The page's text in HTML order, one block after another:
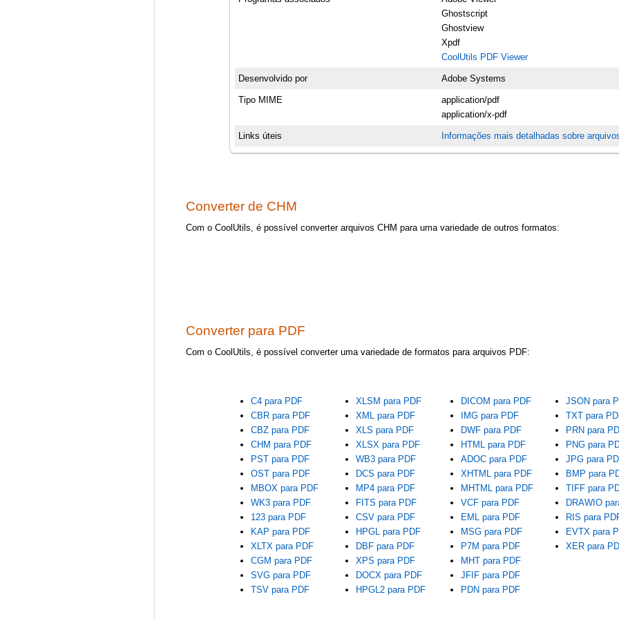
Ghostscript
Ghostview
Xpdf
CoolUtils PDF Viewer
Desenvolvido por Adobe Systems
Tipo MIME
application/pdf
application/x-pdf
Links úteis Informações mais detalhadas sobre
Converter de CHM
Com o CoolUtils, é possível converter arquivos CHM para uma variedade de outros formatos:
Converter para PDF
Com o CoolUtils, é possível converter uma variedade de formatos para arquivos PDF:
C4 para PDF
CBR para PDF
CBZ para PDF
CHM para PDF
PST para PDF
OST para PDF
MBOX para PDF
XLSM para PDF
XML para PDF
XLS para PDF
XLSX para PDF
WB3 para PDF
DCS para PDF
MP4 para PDF
DICOM para PDF
IMG para PDF
DWF para PDF
HTML para PDF
ADOC para PDF
XHTML para PDF
MHTML para PDF
JSON para
TXT para
PRN para
PNG para
JPG para
BMP para
TIFF para
WK3 para PDF
123 para PDF
KAP para PDF
XLTX para PDF
CGM para PDF
SVG para PDF
TSV para PDF
FITS para PDF
CSV para PDF
HPGL para PDF
DBF para PDF
XPS para PDF
DOCX para PDF
HPGL2 para PDF
VCF para PDF
EML para PDF
MSG para PDF
P7M para PDF
MHT para PDF
JFIF para PDF
PDN para PDF
DRAWIO
RIS para
EVTX para
XER para